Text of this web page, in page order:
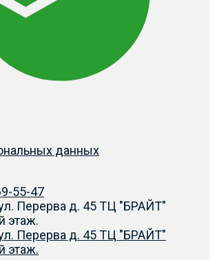
данных
55-47
Перерва д. 45 ТЦ "БРАЙТ"
этаж.
Перерва д. 45 ТЦ "БРАЙТ"
этаж.